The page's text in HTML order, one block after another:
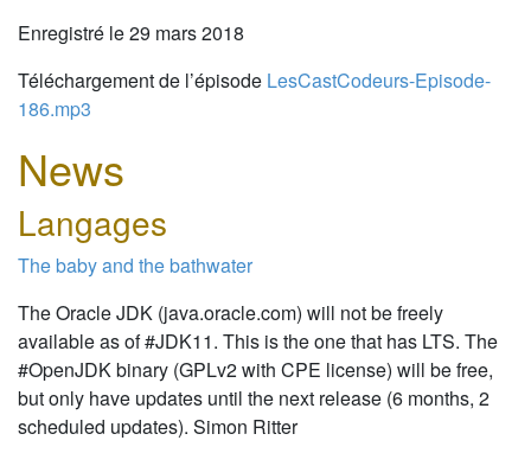
Enregistré le 29 mars 2018
Téléchargement de l’épisode LesCastCodeurs-Episode-
186.mp3
News
Langages
The baby and the bathwater
The Oracle JDK (java.oracle.com) will not be freely
available as of #JDK11. This is the one that has LTS. The
#OpenJDK binary (GPLv2 with CPE license) will be free,
but only have updates until the next release (6 months, 2
scheduled updates). Simon Ritter